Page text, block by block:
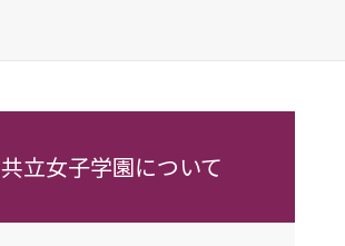
共立女子学園について